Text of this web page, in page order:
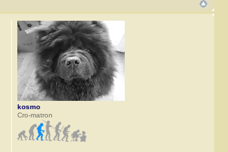
kosmo
Cro-matron